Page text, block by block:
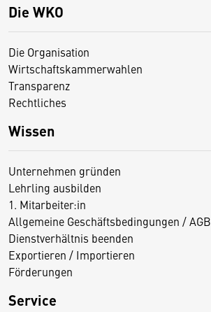
Die WKO
Die Organisation
Wirtschaftskammerwahlen
Transparenz
Rechtliches
Wissen
Unternehmen gründen
Lehrling ausbilden
1. Mitarbeiter:in
Allgemeine Geschäftsbedingungen / AGB
Dienstverhältnis beenden
Exportieren / Importieren
Förderungen
Service